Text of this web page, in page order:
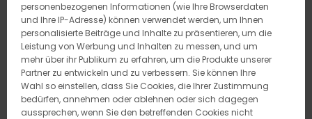
personenbezogenen Informationen (wie Ihre Browserdaten
und Ihre IP-Adresse) können verwendet werden, um Ihnen
personalisierte Beiträge und Inhalte zu präsentieren, um die
Leistung von Werbung und Inhalten zu messen, und um
mehr über ihr Publikum zu erfahren, um die Produkte unserer
Partner zu entwickeln und zu verbessern. Sie können Ihre
Wahl so einstellen, dass Sie Cookies, die Ihrer Zustimmung
bedürfen, annehmen oder ablehnen oder sich dagegen
aussprechen, wenn Sie den betreffenden Cookies nicht